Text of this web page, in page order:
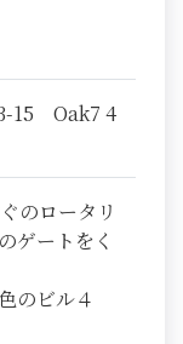
15 Oak7 4
のロータリ
ゲートをく
のビル４